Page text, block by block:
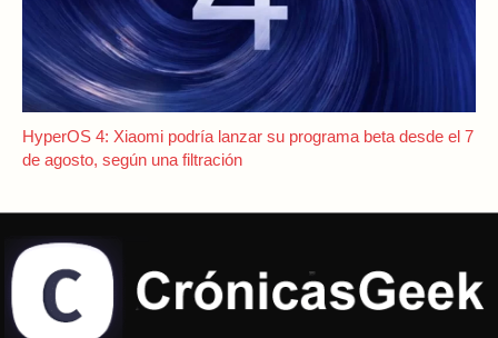
HyperOS 4: Xiaomi podría lanzar su programa beta desde el 7
de agosto, según una filtración